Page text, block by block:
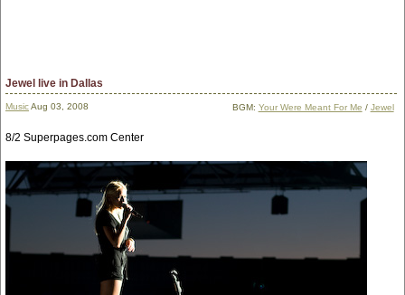
Jewel live in Dallas
MusicAug 03, 2008 BGM: Your Were Meant For Me / Jewel
8/2 Superpages.com Center